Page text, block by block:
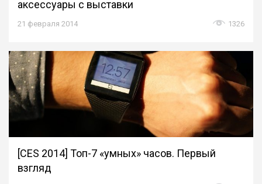
аксессуары с выставки
21 февраля 2014 1326
[CES 2014] Топ-7 «умных» часов. Первый
взгляд